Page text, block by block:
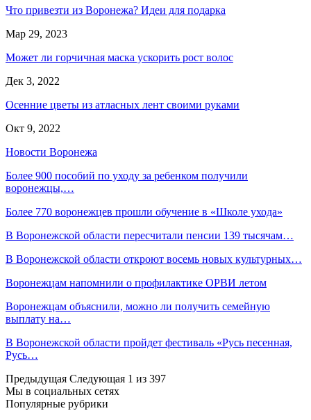
Что привезти из Воронежа? Идеи для подарка
Мар 29, 2023
Может ли горчичная маска ускорить рост волос
Дек 3, 2022
Осенние цветы из атласных лент своими руками
Окт 9, 2022
Новости Воронежа
Более 900 пособий по уходу за ребенком получили
воронежцы,…
Более 770 воронежцев прошли обучение в «Школе ухода»
В Воронежской области пересчитали пенсии 139 тысячам…
В Воронежской области откроют восемь новых культурных…
Воронежцам напомнили о профилактике ОРВИ летом
Воронежцам объяснили, можно ли получить семейную
выплату на…
В Воронежской области пройдет фестиваль «Русь песенная,
Русь…
Предыдущая Следующая 1 из 397
Мы в социальных сетях
Популярные рубрики